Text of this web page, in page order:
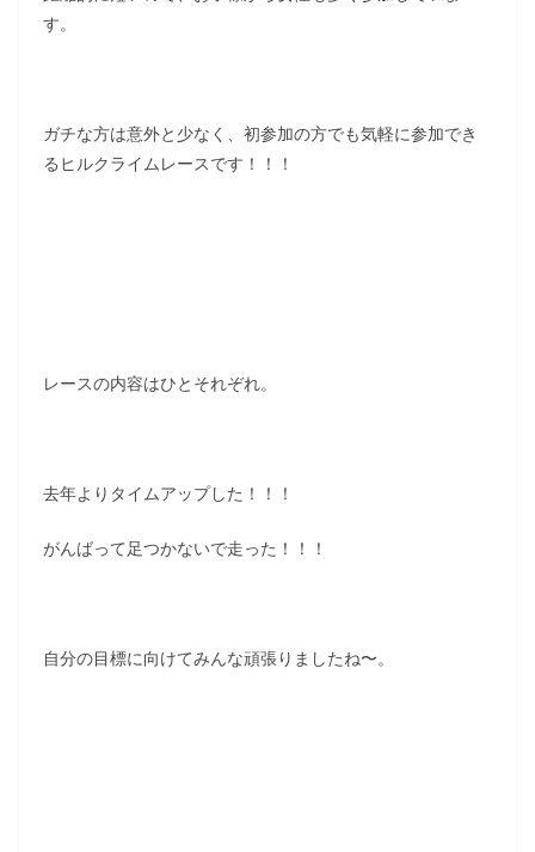
す。
ガチな方は意外と少なく、初参加の方でも気軽に参加でき
るヒルクライムレースです！！！
レースの内容はひとそれぞれ。
去年よりタイムアップした！！！
がんばって足つかないで走った！！！
自分の目標に向けてみんな頑張りましたね〜。